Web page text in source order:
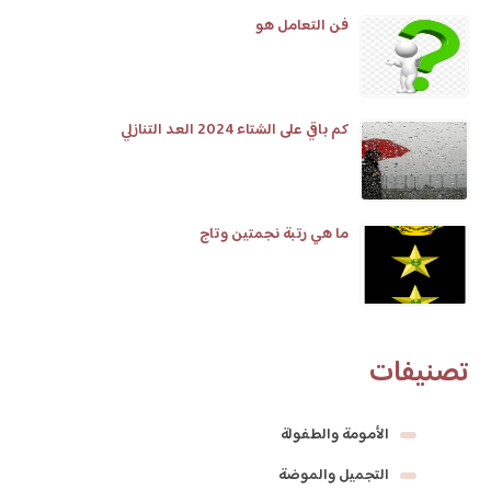
فن التعامل هو
كم باقي على الشتاء 2024 العد التنازلي
ما هي رتبة نجمتين وتاج
تصنيفات
الأمومة والطفولة
التجميل والموضة